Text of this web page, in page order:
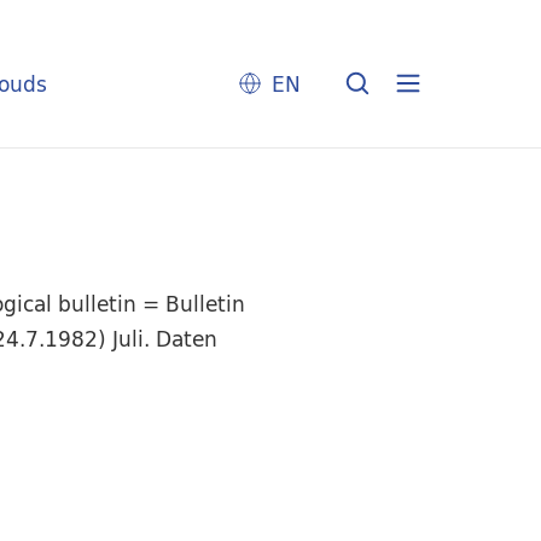
EN
bulletin = Bulletin
Juli. Daten